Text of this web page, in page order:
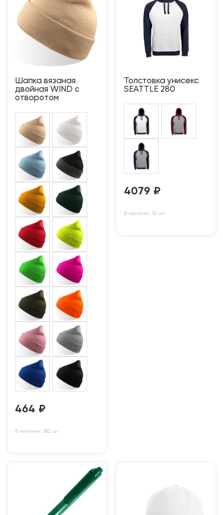
Шапка вязаная
двойная WIND с
отворотом
464 ₽
В наличии: 282 шт
Толстовка унисекс
SEATTLE 280
4079 ₽
В наличии: 35 шт